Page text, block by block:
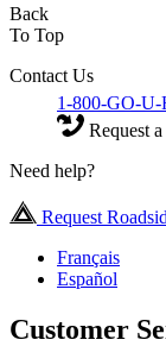
Back
To Top
Contact Us
1-800-GO-
Request
Need help?
Request
Français
Español
Customer